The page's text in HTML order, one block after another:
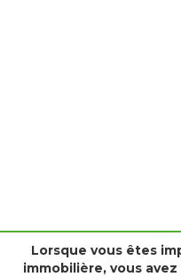
Lorsque vous êtes
immobilière, vous